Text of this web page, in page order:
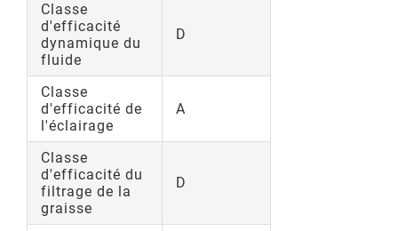
Classe
d'efficacité
dynamique du
fluide
D
Classe
d'efficacité de
l'éclairage
A
Classe
d'efficacité du
filtrage de la
graisse
D